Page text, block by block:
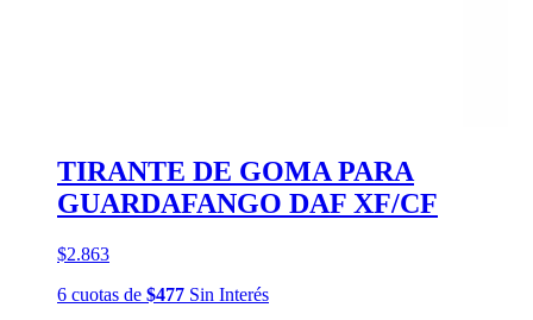
TIRANTE DE GOMA PARA
GUARDAFANGO DAF XF/CF
$2.863
6 cuotas de $477 Sin Interés